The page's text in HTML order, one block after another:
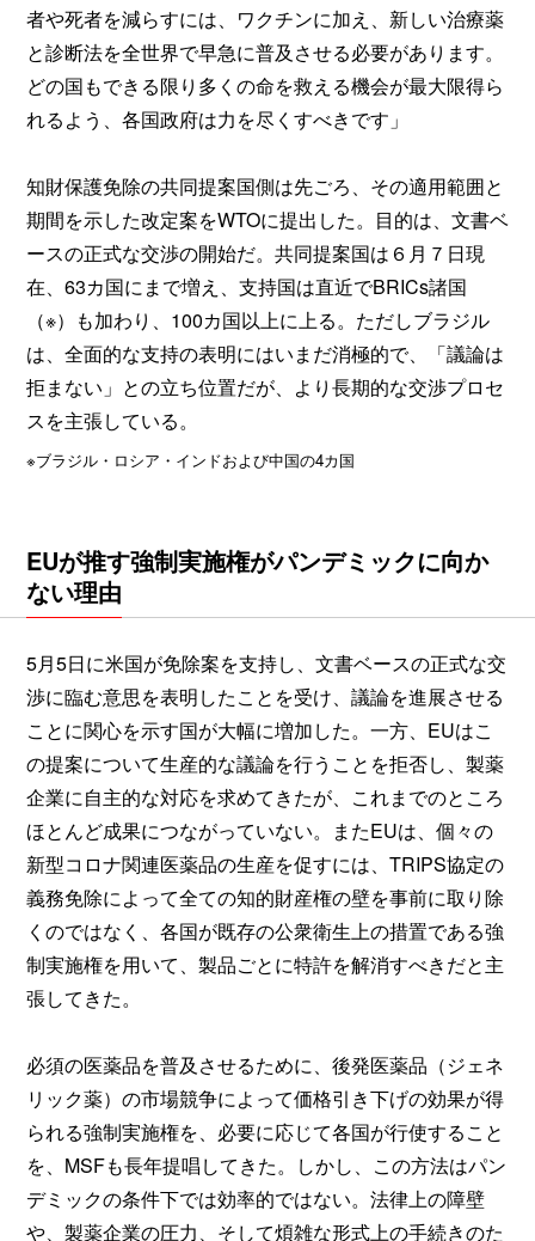
者や死者を減らすには、ワクチンに加え、新しい治療薬
と診断法を全世界で早急に普及させる必要があります。
どの国もできる限り多くの命を救える機会が最大限得ら
れるよう、各国政府は力を尽くすべきです」
知財保護免除の共同提案国側は先ごろ、その適用範囲と
期間を示した改定案をWTOに提出した。目的は、文書ベ
ースの正式な交渉の開始だ。共同提案国は６月７日現
在、63カ国にまで増え、支持国は直近でBRICs諸国
（※）も加わり、100カ国以上に上る。ただしブラジル
は、全面的な支持の表明にはいまだ消極的で、「議論は
拒まない」との立ち位置だが、より長期的な交渉プロセ
スを主張している。
※ブラジル・ロシア・インドおよび中国の4カ国
EUが推す強制実施権がパンデミックに向か
ない理由
5月5日に米国が免除案を支持し、文書ベースの正式な交
渉に臨む意思を表明したことを受け、議論を進展させる
ことに関心を示す国が大幅に増加した。一方、EUはこ
の提案について生産的な議論を行うことを拒否し、製薬
企業に自主的な対応を求めてきたが、これまでのところ
ほとんど成果につながっていない。またEUは、個々の
新型コロナ関連医薬品の生産を促すには、TRIPS協定の
義務免除によって全ての知的財産権の壁を事前に取り除
くのではなく、各国が既存の公衆衛生上の措置である強
制実施権を用いて、製品ごとに特許を解消すべきだと主
張してきた。
必須の医薬品を普及させるために、後発医薬品（ジェネ
リック薬）の市場競争によって価格引き下げの効果が得
られる強制実施権を、必要に応じて各国が行使すること
を、MSFも長年提唱してきた。しかし、この方法はパン
デミックの条件下では効率的ではない。法律上の障壁
や、製薬企業の圧力、そして煩雑な形式上の手続きのた